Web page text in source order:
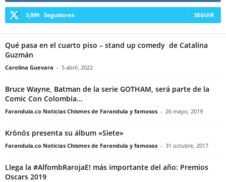
3,099 Seguidores SEGUIR
Qué pasa en el cuarto piso – stand up comedy de Catalina
Guzmán
Carolina Guevara - 5 abril, 2022
Bruce Wayne, Batman de la serie GOTHAM, será parte de la
Comic Con Colombia...
Farandula.co Noticias Chismes de Farandula y famosos - 26 mayo, 2019
Krönös presenta su álbum «Siete»
Farandula.co Noticias Chismes de Farandula y famosos - 31 octubre, 2017
Llega la #AlfombRarojaE! más importante del año: Premios
Oscars 2019